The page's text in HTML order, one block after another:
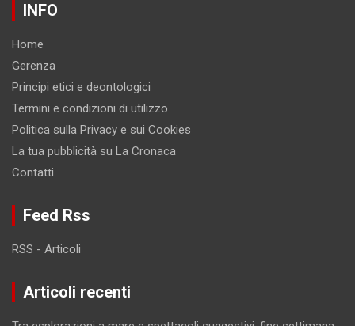
INFO
Home
Gerenza
Principi etici e deontologici
Termini e condizioni di utilizzo
Politica sulla Privacy e sui Cookies
La tua pubblicità su La Cronaca
Contatti
Feed Rss
RSS - Articoli
Articoli recenti